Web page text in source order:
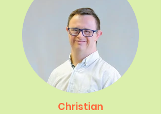
Christian